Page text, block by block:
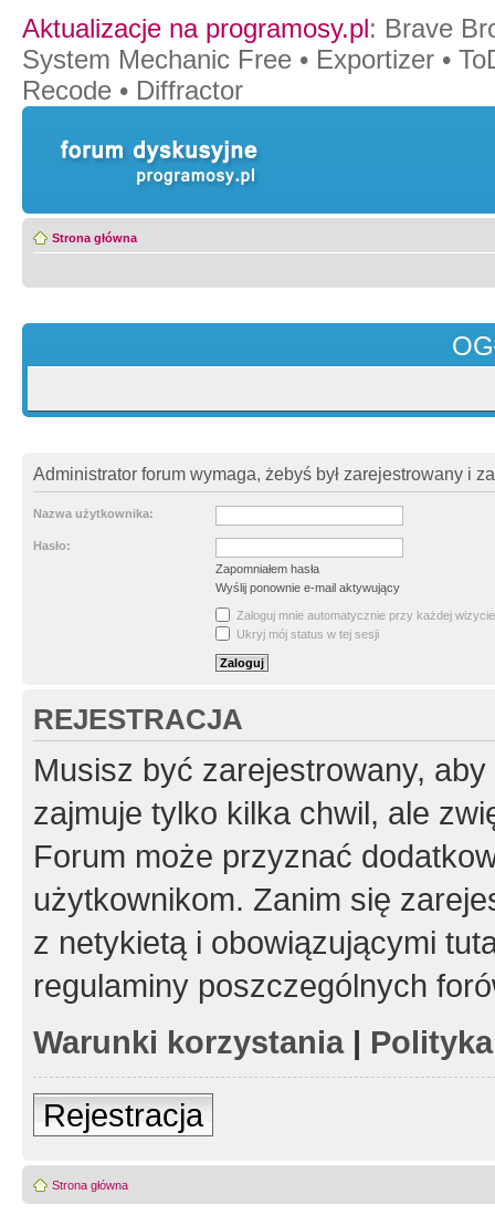
Aktualizacje na programosy.pl: Brave
System Mechanic Free • Exportizer •
Recode • Diffractor
Strona główna
Administrator forum wymaga, żebyś był zarejestrowany i
Nazwa użytkownika:
Hasło:
Zapomniałem hasła
Wyślij ponownie e-mail aktywujący
Zaloguj mnie automatycznie przy każdej wizycie
Ukryj mój status w tej sesji
REJESTRACJA
Musisz być zarejestrowany,
zajmuje tylko kilka chwil, ale
Forum może przyznać
użytkownikom. Zanim się
z netykietą i obowiązującymi
regulaminy poszczególnych
Warunki korzystania|
Rejestracja
Strona główna